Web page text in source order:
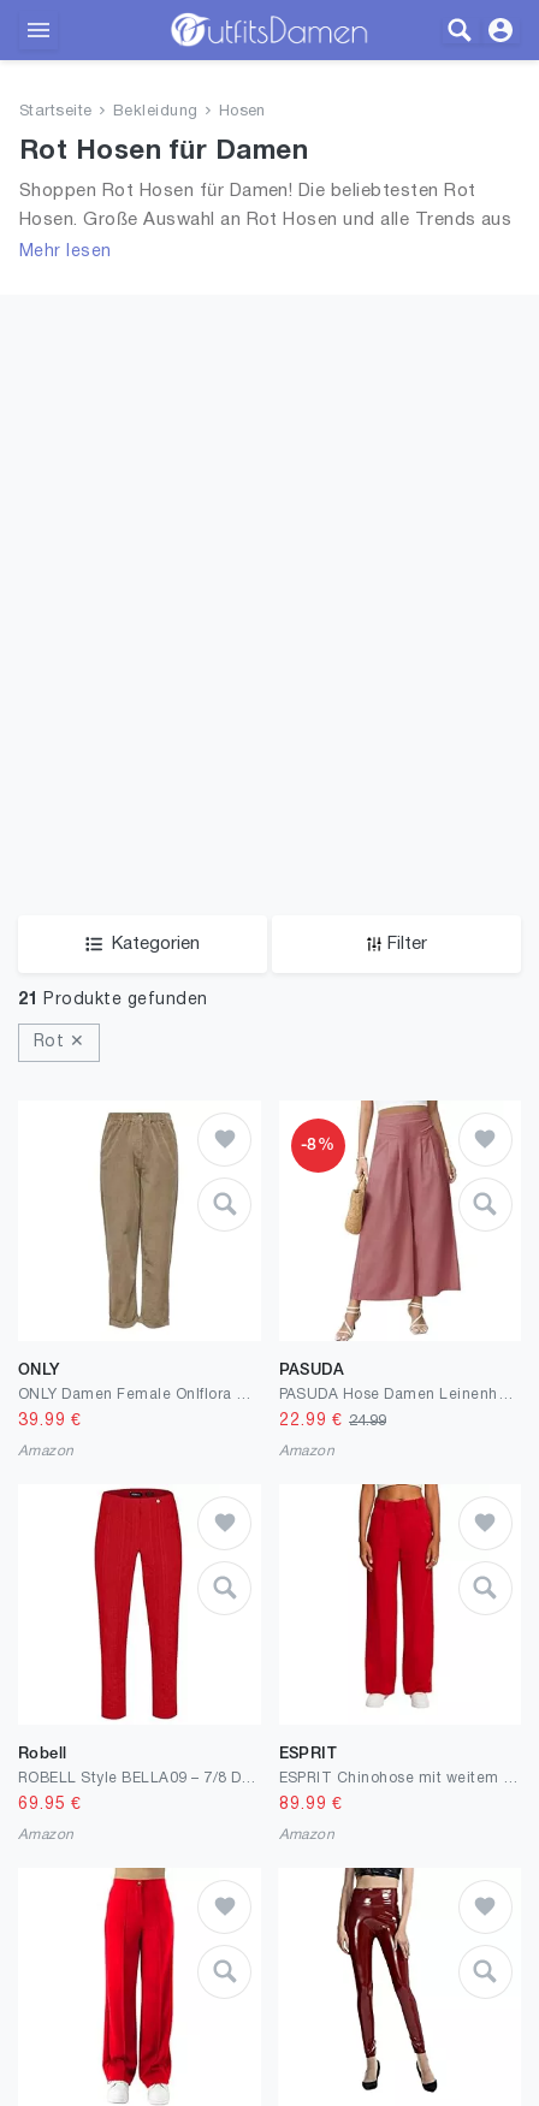
Bekleidung
Wäsche
Schuhe
Startseite Bekleidung Hosen
Rot Hosen für Damen
Shoppen Rot Hosen für Damen! Die beliebtesten Rot
Hosen. Große Auswahl an Rot Hosen und alle Trends aus
2026 für Frauen!
Mehr lesen
Kategorien Filter
21 Produkte gefunden
Rot ✕
ONLY
39.99 €
Amazon
-8%
PASUDA
22.99 € 24.99
Amazon
Robell
69.95 €
Amazon
ESPRIT
89.99 €
Amazon